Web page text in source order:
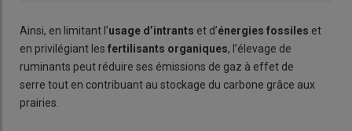
Ainsi, en limitant l’usage d’intrants et d’énergies fossiles et
en privilégiant les fertilisants organiques, l’élevage de
ruminants peut réduire ses émissions de gaz à effet de
serre tout en contribuant au stockage du carbone grâce aux
prairies.